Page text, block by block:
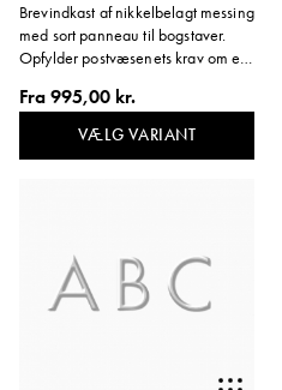
Brevindkast af nikkelbelagt messing
med sort panneau til bogstaver.
Opfylder postvæsenets krav om en
Newton.
Fra995,00 kr.
VÆLG VARIANT